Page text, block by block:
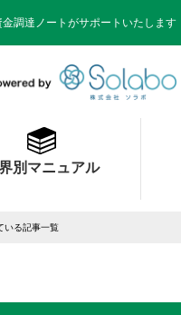
調達ノートがサポートいたします
別マニュアル
いる記事一覧